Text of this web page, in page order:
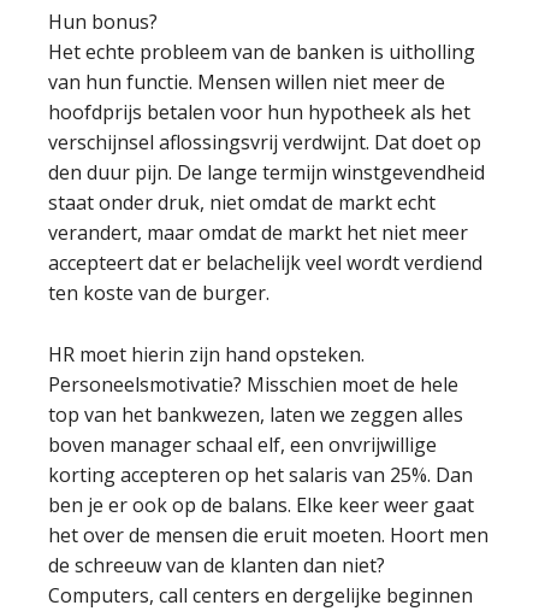
Hun bonus?
Het echte probleem van de banken is uitholling
van hun functie. Mensen willen niet meer de
hoofdprijs betalen voor hun hypotheek als het
verschijnsel aflossingsvrij verdwijnt. Dat doet op
den duur pijn. De lange termijn winstgevendheid
staat onder druk, niet omdat de markt echt
verandert, maar omdat de markt het niet meer
accepteert dat er belachelijk veel wordt verdiend
ten koste van de burger.
HR moet hierin zijn hand opsteken.
Personeelsmotivatie? Misschien moet de hele
top van het bankwezen, laten we zeggen alles
boven manager schaal elf, een onvrijwillige
korting accepteren op het salaris van 25%. Dan
ben je er ook op de balans. Elke keer weer gaat
het over de mensen die eruit moeten. Hoort men
de schreeuw van de klanten dan niet?
Computers, call centers en dergelijke beginnen